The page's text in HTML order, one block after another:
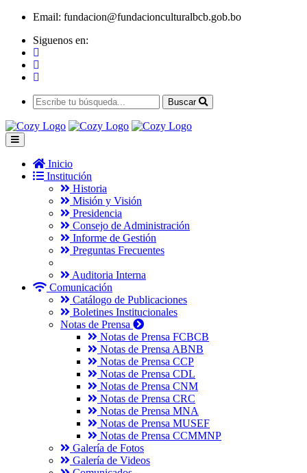
Email: fundacion@fundacionculturalbcb.gob.bo
Siguenos en:
Buscar
Inicio
Institución
Historia
Misión y Visión
Presidencia
Consejo de Administración
Informe de Gestión
Preguntas Frecuentes
Auditoria Interna
Comunicación
Catálogo de Publicaciones
Boletines Institucionales
Notas de Prensa
Notas de Prensa FCBCB
Notas de Prensa ABNB
Notas de Prensa CCP
Notas de Prensa CDL
Notas de Prensa CNM
Notas de Prensa CRC
Notas de Prensa MNA
Notas de Prensa MUSEF
Notas de Prensa CCMMNP
Galería de Fotos
Galería de Videos